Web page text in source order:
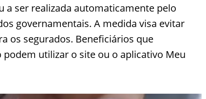
a ser realizada automaticamente pelo
governamentais. A medida visa evitar
os segurados. Beneficiários que
utilizar o site ou o aplicativo Meu